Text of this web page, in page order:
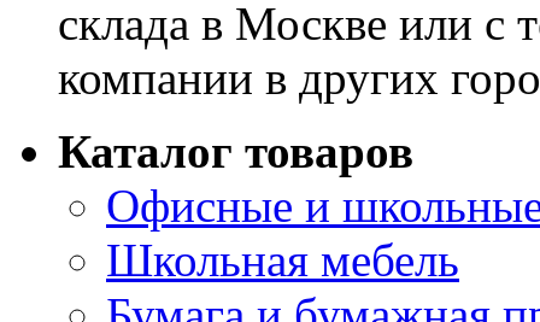
склада в Москве или с
компании в других
Каталог товаров
Офисные и
Школьная мебель